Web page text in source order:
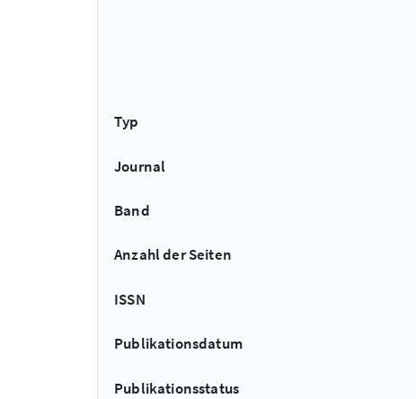
Typ
Journal
Band
Anzahl der Seiten
ISSN
Publikationsdatum
Publikationsstatus